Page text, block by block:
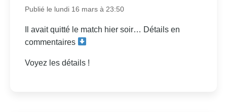
Publié le lundi 16 mars à 23:50
Il avait quitté le match hier soir… Détails en
commentaires
Voyez les détails !